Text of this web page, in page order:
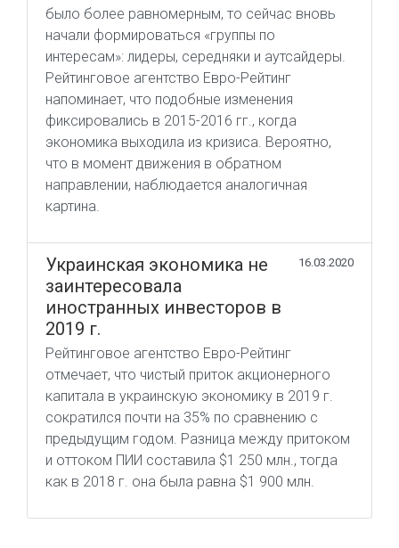
было более равномерным, то сейчас вновь
начали формироваться «группы по
интересам»: лидеры, середняки и аутсайдеры.
Рейтинговое агентство Евро-Рейтинг
напоминает, что подобные изменения
фиксировались в 2015-2016 гг., когда
экономика выходила из кризиса. Вероятно,
что в момент движения в обратном
направлении, наблюдается аналогичная
картина.
Украинская экономика не
заинтересовала
иностранных инвесторов в
2019 г.
16.03.2020
Рейтинговое агентство Евро-Рейтинг
отмечает, что чистый приток акционерного
капитала в украинскую экономику в 2019 г.
сократился почти на 35% по сравнению с
предыдущим годом. Разница между притоком
и оттоком ПИИ составила $1 250 млн., тогда
как в 2018 г. она была равна $1 900 млн.